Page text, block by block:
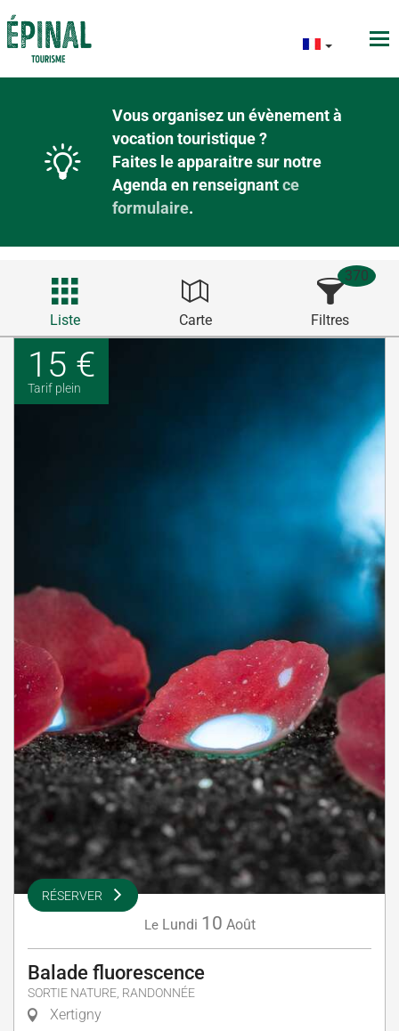
Vous organisez un évènement à
vocation touristique ?
Faites le apparaitre sur notre
Agenda en renseignantce
formulaire.
Liste Carte Filtres
370
15 €
Tarif plein
RÉSERVER
Le Lundi 10 Août
Balade fluorescence
SORTIE NATURE, RANDONNÉE
Xertigny